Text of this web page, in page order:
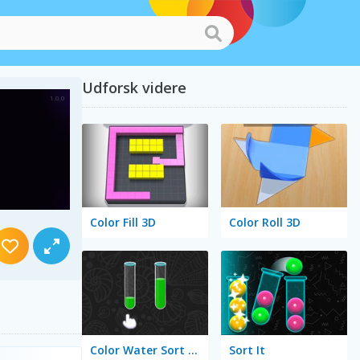
Udforsk videre
Color Fill 3D Color Roll 3D
Color Water Sort 3D Sort It